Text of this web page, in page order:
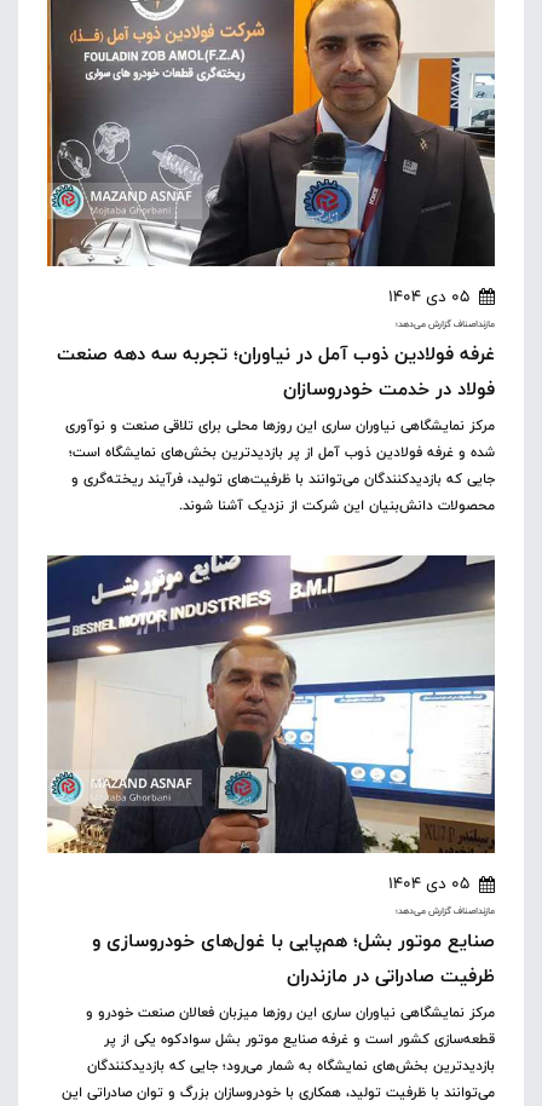
05 دی 1404
مازنداصناف گزارش می‌دهد؛
غرفه فولادین ذوب آمل در نیاوران؛ تجربه سه دهه صنعت
فولاد در خدمت خودروسازان
مرکز نمایشگاهی نیاوران ساری این روزها محلی برای تلاقی صنعت و نوآوری
شده و غرفه فولادین ذوب آمل از پر بازدیدترین بخش‌های نمایشگاه است؛
جایی که بازدیدکنندگان می‌توانند با ظرفیت‌های تولید، فرآیند ریخته‌گری و
محصولات دانش‌بنیان این شرکت از نزدیک آشنا شوند.
05 دی 1404
مازنداصناف گزارش می‌دهد؛
صنایع موتور بشل؛ هم‌پایی با غول‌های خودروسازی و
ظرفیت صادراتی در مازندران
مرکز نمایشگاهی نیاوران ساری این روزها میزبان فعالان صنعت خودرو و
قطعه‌سازی کشور است و غرفه صنایع موتور بشل سوادکوه یکی از پر
بازدیدترین بخش‌های نمایشگاه به شمار می‌رود؛ جایی که بازدیدکنندگان
می‌توانند با ظرفیت تولید، همکاری با خودروسازان بزرگ و توان صادراتی این